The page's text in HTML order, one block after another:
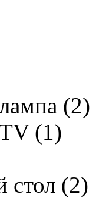
(2)
(1)
стол (2)